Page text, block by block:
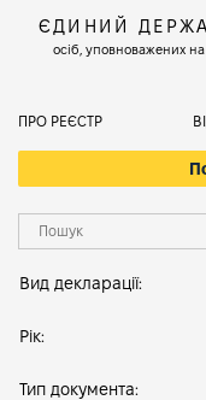
ЄДИНИЙ
осіб, уповноважених
ПРО РЕЄСТР
Вид декларації:
Рік:
Тип документа: